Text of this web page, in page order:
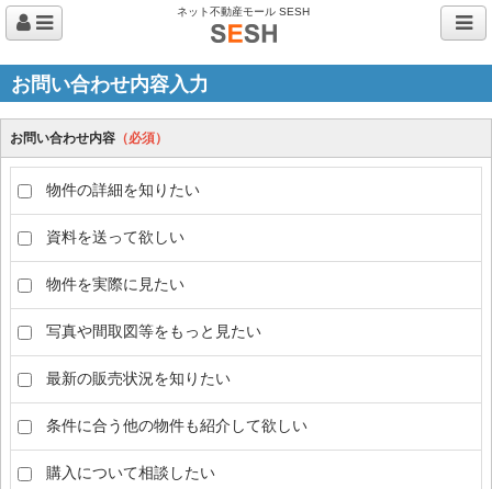
ネット不動産モール SESH
お問い合わせ内容入力
お問い合わせ内容 （必須）
物件の詳細を知りたい
資料を送って欲しい
物件を実際に見たい
写真や間取図等をもっと見たい
最新の販売状況を知りたい
条件に合う他の物件も紹介して欲しい
購入について相談したい